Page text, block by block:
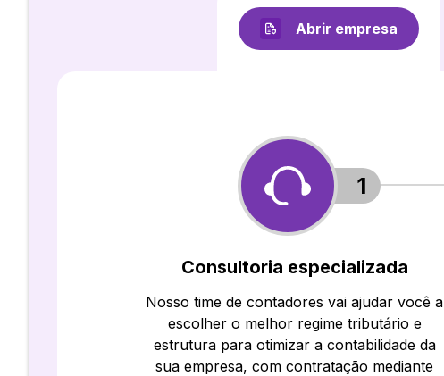
Abrir empresa
1
Consultoria especializada
Nosso time de contadores vai ajudar você a
escolher o melhor regime tributário e
estrutura para otimizar a contabilidade da
sua empresa, com contratação mediante